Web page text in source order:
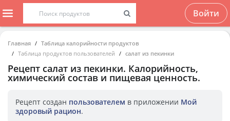
Войти
Главная
Таблица калорийности продуктов
Таблица продуктов пользователей
салат из пекинки
Рецепт салат из пекинки. Калорийность,
химический состав и пищевая ценность.
Рецепт создан пользователем в приложении Мой
здоровый рацион.